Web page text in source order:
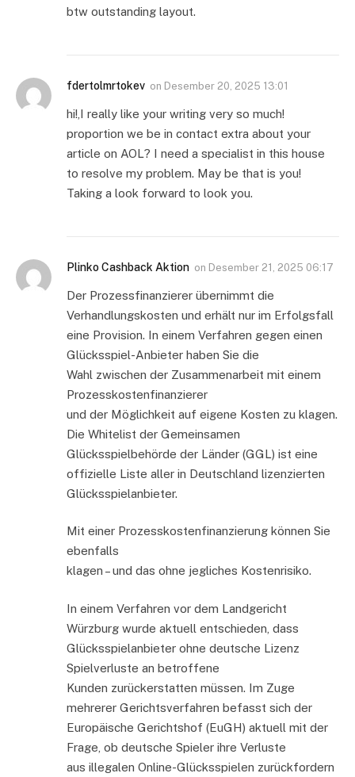
btw outstanding layout.
fdertolmrtokev on Desember 20, 2025 13:01
hi!,I really like your writing very so much!
proportion we be in contact extra about your
article on AOL? I need a specialist in this house
to resolve my problem. May be that is you!
Taking a look forward to look you.
Plinko Cashback Aktion on Desember 21, 2025 06:17
Der Prozessfinanzierer übernimmt die
Verhandlungskosten und erhält nur im Erfolgsfall
eine Provision. In einem Verfahren gegen einen
Glücksspiel-Anbieter haben Sie die
Wahl zwischen der Zusammenarbeit mit einem
Prozesskostenfinanzierer
und der Möglichkeit auf eigene Kosten zu klagen.
Die Whitelist der Gemeinsamen
Glücksspielbehörde der Länder (GGL) ist eine
offizielle Liste aller in Deutschland lizenzierten
Glücksspielanbieter.
Mit einer Prozesskostenfinanzierung können Sie
ebenfalls
klagen – und das ohne jegliches Kostenrisiko.
In einem Verfahren vor dem Landgericht
Würzburg wurde aktuell entschieden, dass
Glücksspielanbieter ohne deutsche Lizenz
Spielverluste an betroffene
Kunden zurückerstatten müssen. Im Zuge
mehrerer Gerichtsverfahren befasst sich der
Europäische Gerichtshof (EuGH) aktuell mit der
Frage, ob deutsche Spieler ihre Verluste
aus illegalen Online-Glücksspielen zurückfordern